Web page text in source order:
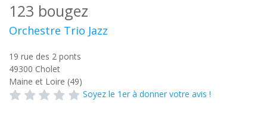
123 bougez
Orchestre Trio Jazz
19 rue des 2 ponts
49300 Cholet
Maine et Loire (49)
Soyez le 1er à donner votre avis !